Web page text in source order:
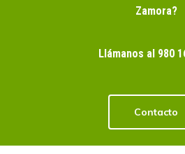
Zamora?
Llámanos al 980
Contacto